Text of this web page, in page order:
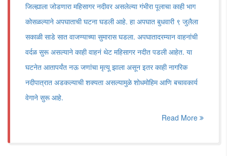
जिल्ह्याला जोडणारा महिसागर नदीवर असलेल्या गंभीरा पूलाचा काही भाग
कोसळल्याने अपघाताची घटना घडली आहे. हा अपघात बुधवारी ९ जुलैला
सकाळी साडे सात वाजण्याच्या सुमारास घडला. अपघातादरम्यान वाहनांची
वर्दळ सुरू असल्याने काही वाहनं थेट महिसागर नदीत पडली आहेत. या
घटनेत आतापर्यंत नऊ जणांचा मृत्यू झाला असून इतर काही नागरिक
नदीपात्रात अडकल्याची शक्यता असल्यामुळे शोधमोहिम आणि बचावकार्य
वेगाने सुरू आहे.
Read More